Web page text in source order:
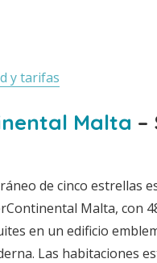
y tarifas
Malta –
de cinco estrellas
Malta, con
en un edificio
Las habitaciones